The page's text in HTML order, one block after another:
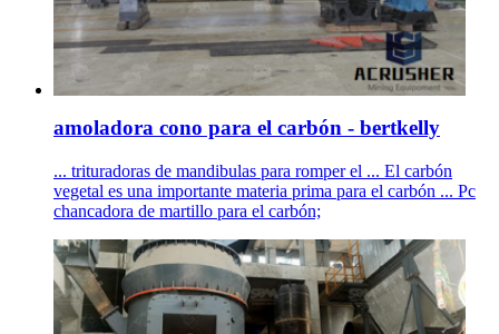
amoladora cono para el carbón - bertkelly
... trituradoras de mandibulas para romper el ... El carbón
vegetal es una importante materia prima para el carbón ... Pc
chancadora de martillo para el carbón;